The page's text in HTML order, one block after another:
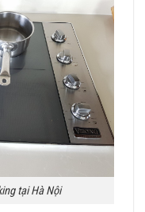
tại Hà Nội